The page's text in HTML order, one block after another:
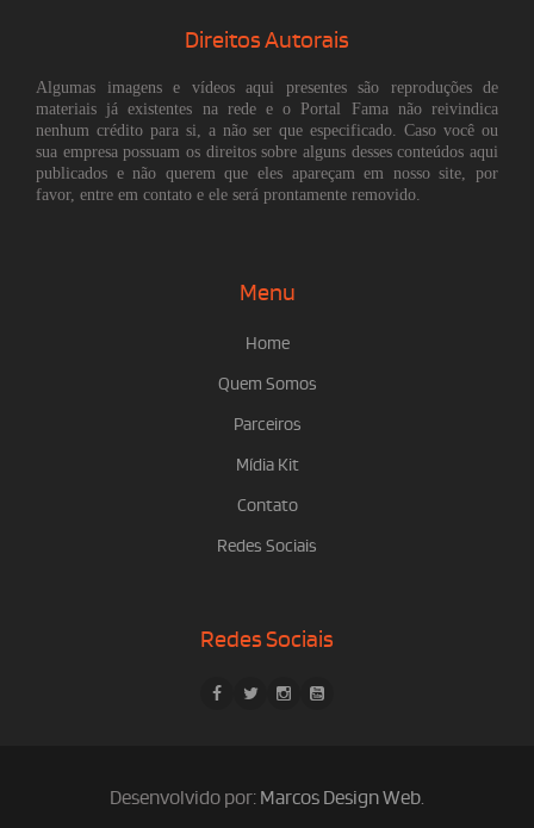
Direitos Autorais
Algumas imagens e vídeos aqui presentes são reproduções de
materiais já existentes na rede e o Portal Fama não reivindica
nenhum crédito para si, a não ser que especificado. Caso você ou
sua empresa possuam os direitos sobre alguns desses conteúdos aqui
publicados e não querem que eles apareçam em nosso site, por
favor, entre em contato e ele será prontamente removido.
Menu
Home
Quem Somos
Parceiros
Mídia Kit
Contato
Redes Sociais
Redes Sociais
Desenvolvido por: Marcos Design Web.